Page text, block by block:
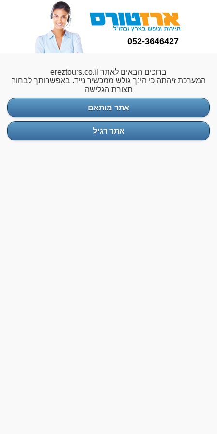
052-3646427
ברוכים הבאים לאתר ereztours.co.il
המערכת זיהתה כי הינך גולש ממכשיר נייד. באפשרותך לבחור
תצורת הגלישה
אתר מותאם
אתר רגיל